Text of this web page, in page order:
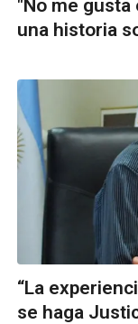
"No me gusta
una historia
“La
se haga